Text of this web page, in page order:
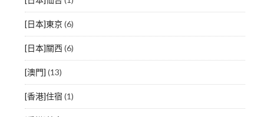
[日本]東京(6)
[日本]關西(6)
[澳門] (13)
[香港]住宿 (1)